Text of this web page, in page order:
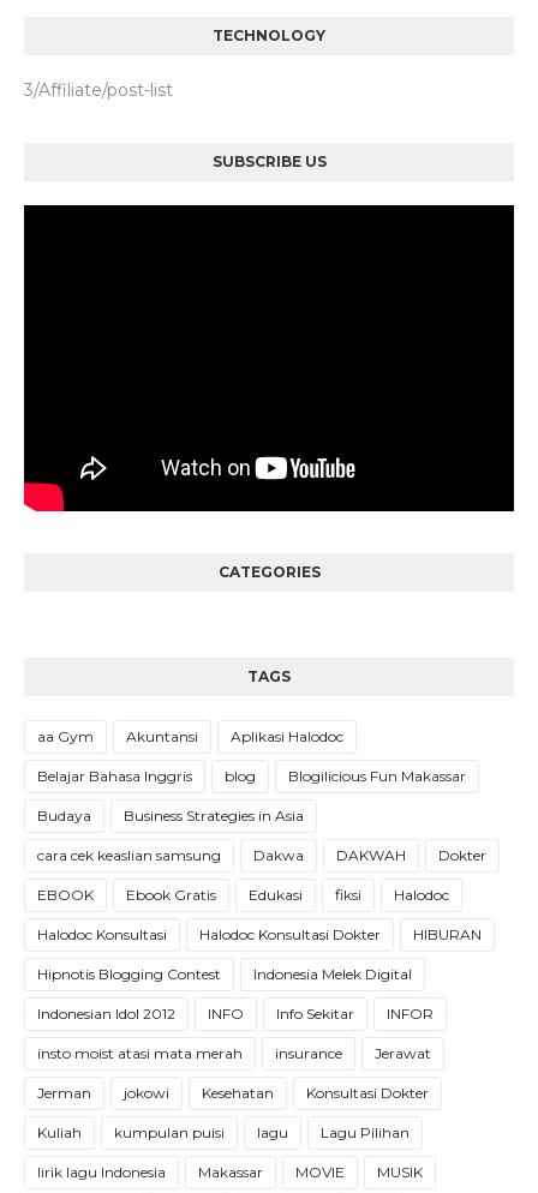
TECHNOLOGY
3/Affiliate/post-list
SUBSCRIBE US
CATEGORIES
TAGS
aa Gym Akuntansi Aplikasi Halodoc
Belajar Bahasa Inggris blog Blogilicious Fun Makassar
Budaya Business Strategies in Asia
cara cek keaslian samsung Dakwa DAKWAH Dokter
EBOOK Ebook Gratis Edukasi fiksi Halodoc
Halodoc Konsultasi Halodoc Konsultasi Dokter HIBURAN
Hipnotis Blogging Contest Indonesia Melek Digital
Indonesian Idol 2012 INFO Info Sekitar INFOR
insto moist atasi mata merah insurance Jerawat
Jerman jokowi Kesehatan Konsultasi Dokter
Kuliah kumpulan puisi lagu Lagu Pilihan
lirik lagu Indonesia Makassar MOVIE MUSIK